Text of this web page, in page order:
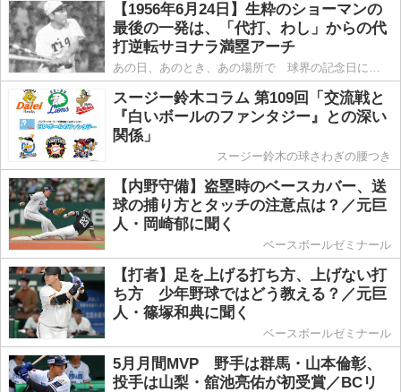
【1956年6月24日】生粋のショーマンの
最後の一発は、「代打、わし」からの代
打逆転サヨナラ満塁アーチ
あの日、あのとき、あの場所で 球界の記念日にタイムスリップ
スージー鈴木コラム 第109回「交流戦と
『白いボールのファンタジー』との深い
関係」
スージー鈴木の球さわぎの腰つき
【内野守備】盗塁時のベースカバー、送
球の捕り方とタッチの注意点は？／元巨
人・岡崎郁に聞く
ベースボールゼミナール
【打者】足を上げる打ち方、上げない打
ち方 少年野球ではどう教える？／元巨
人・篠塚和典に聞く
ベースボールゼミナール
5月月間MVP 野手は群馬・山本倫彰、
投手は山梨・舘池亮佑が初受賞／BCリ